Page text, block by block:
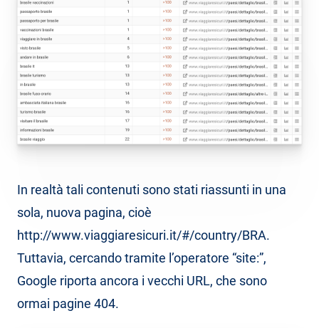
In realtà tali contenuti sono stati riassunti in una
sola, nuova pagina, cioè
http://www.viaggiaresicuri.it/#/country/BRA.
Tuttavia, cercando tramite l’operatore “site:”,
Google riporta ancora i vecchi URL, che sono
ormai pagine 404.